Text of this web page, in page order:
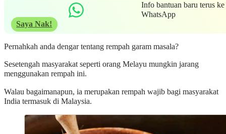
Info bantuan baru terus ke
WhatsApp
Saya Nak!
Pernahkah anda dengar tentang rempah garam masala?
Sesetengah masyarakat seperti orang Melayu mungkin jarang
menggunakan rempah ini.
Walau bagaimanapun, ia merupakan rempah wajib bagi masyarakat
India termasuk di Malaysia.